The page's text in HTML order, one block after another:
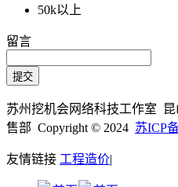
50k以上
留言
苏州挖机会网络科技工作室
售部 Copyright © 2024 苏ICP
友情链接 工程造价|